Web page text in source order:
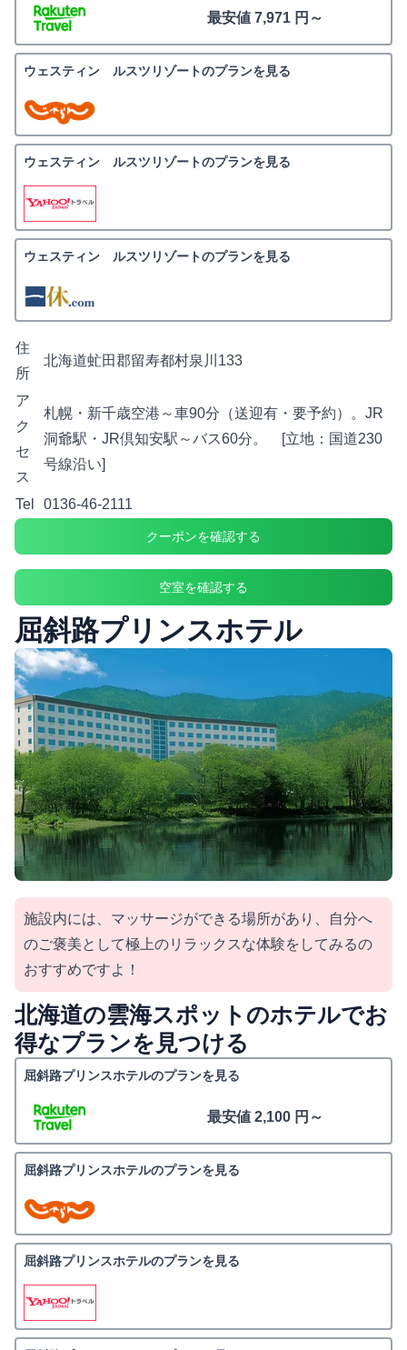
最安値 7,971 円～
ウェスティン ルスツリゾートのプランを見る
ウェスティン ルスツリゾートのプランを見る
ウェスティン ルスツリゾートのプランを見る
住
所
北海道虻田郡留寿都村泉川133
ア
ク
セ
ス
札幌・新千歳空港～車90分（送迎有・要予約）。JR
洞爺駅・JR倶知安駅～バス60分。 [立地：国道230
号線沿い]
Tel 0136-46-2111
クーポンを確認する
空室を確認する
屈斜路プリンスホテル
施設内には、マッサージができる場所があり、自分へ
のご褒美として極上のリラックスな体験をしてみるの
おすすめですよ！
北海道の雲海スポットのホテルでお
得なプランを見つける
屈斜路プリンスホテルのプランを見る
最安値 2,100 円～
屈斜路プリンスホテルのプランを見る
屈斜路プリンスホテルのプランを見る